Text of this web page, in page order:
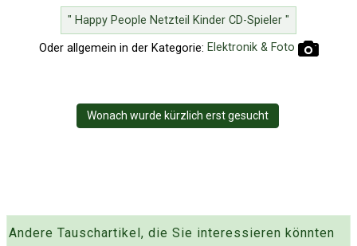
" Happy People Netzteil Kinder CD-Spieler "
Oder allgemein in der Kategorie: Elektronik & Foto
Wonach wurde kürzlich erst gesucht
Andere Tauschartikel, die Sie interessieren könnten